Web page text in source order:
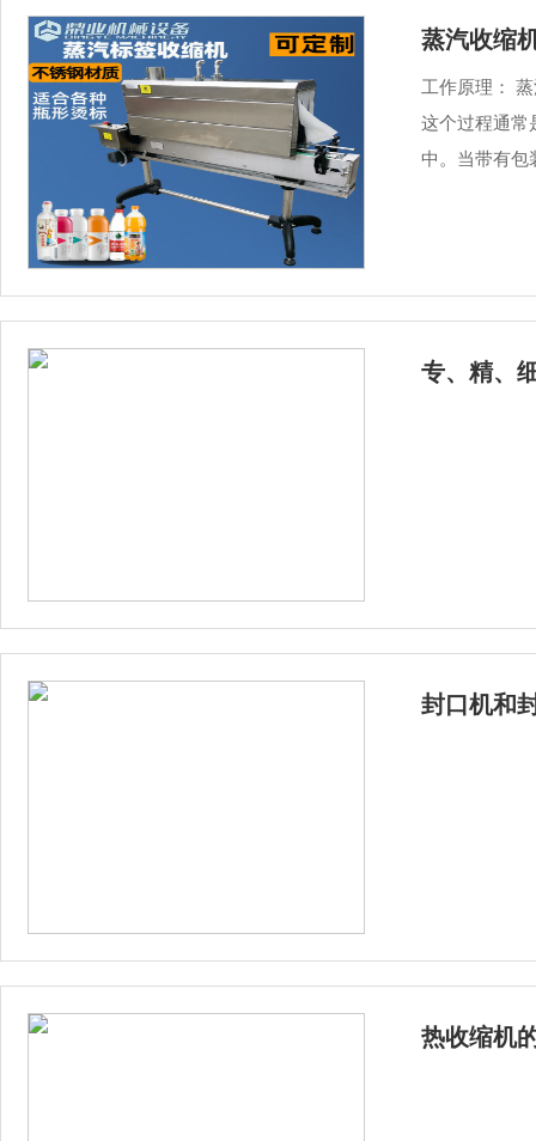
蒸汽收缩
工作原理：
这个过程通常
中。当带有包
专、精、
封口机和
热收缩机